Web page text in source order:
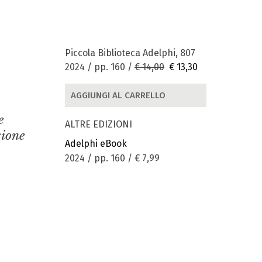
Piccola Biblioteca Adelphi, 807
2024 / pp. 160 / € 14,00 € 13,30
AGGIUNGI AL CARRELLO
ALTRE EDIZIONI
Adelphi eBook
2024 / pp. 160 / € 7,99